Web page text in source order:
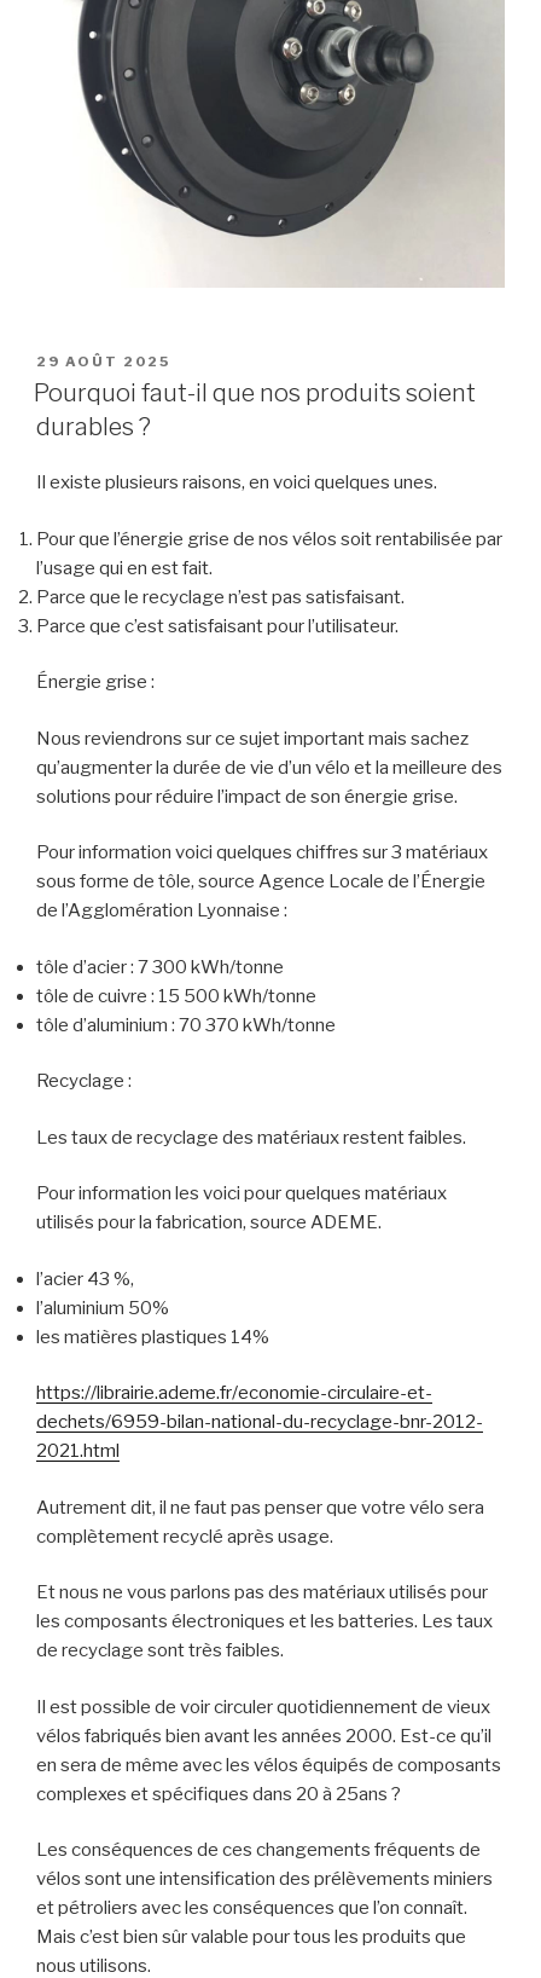
PUBLIÉ
LE
29 AOÛT 2025
Pourquoi faut-il que nos produits soient
durables ?
Il existe plusieurs raisons, en voici quelques unes.
Pour que l’énergie grise de nos vélos soit rentabilisée par
l’usage qui en est fait.
Parce que le recyclage n’est pas satisfaisant.
Parce que c’est satisfaisant pour l’utilisateur.
Énergie grise :
Nous reviendrons sur ce sujet important mais sachez
qu’augmenter la durée de vie d’un vélo et la meilleure des
solutions pour réduire l’impact de son énergie grise.
Pour information voici quelques chiffres sur 3 matériaux
sous forme de tôle, source Agence Locale de l’Énergie
de l’Agglomération Lyonnaise :
tôle d’acier : 7 300 kWh/tonne
tôle de cuivre : 15 500 kWh/tonne
tôle d’aluminium : 70 370 kWh/tonne
Recyclage :
Les taux de recyclage des matériaux restent faibles.
Pour information les voici pour quelques matériaux
utilisés pour la fabrication, source ADEME.
l’acier 43 %,
l’aluminium 50%
les matières plastiques 14%
https://librairie.ademe.fr/economie-circulaire-et-
dechets/6959-bilan-national-du-recyclage-bnr-2012-
2021.html
Autrement dit, il ne faut pas penser que votre vélo sera
complètement recyclé après usage.
Et nous ne vous parlons pas des matériaux utilisés pour
les composants électroniques et les batteries. Les taux
de recyclage sont très faibles.
Il est possible de voir circuler quotidiennement de vieux
vélos fabriqués bien avant les années 2000. Est-ce qu’il
en sera de même avec les vélos équipés de composants
complexes et spécifiques dans 20 à 25ans ?
Les conséquences de ces changements fréquents de
vélos sont une intensification des prélèvements miniers
et pétroliers avec les conséquences que l’on connaît.
Mais c’est bien sûr valable pour tous les produits que
nous utilisons.